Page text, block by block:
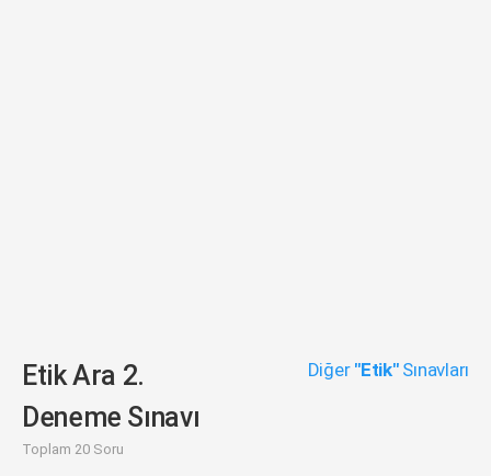
Etik Ara 2.
Deneme Sınavı
Toplam 20 Soru
Diğer "Etik"Sınavları